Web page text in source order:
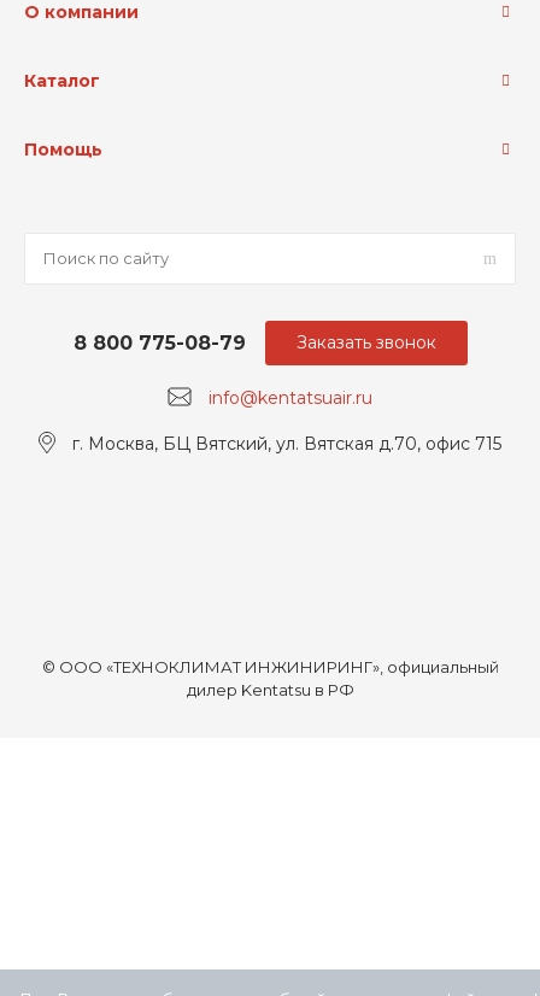
О компании
Каталог
Помощь
info@kentatsuair.ru
8 800 775-08-79
г. Москва, БЦ Вятский, ул. Вятская д.70, офис 715
Заказать звонок
© ООО «ТЕХНОКЛИМАТ ИНЖИНИРИНГ», официальный
дилер Kentatsu в РФ